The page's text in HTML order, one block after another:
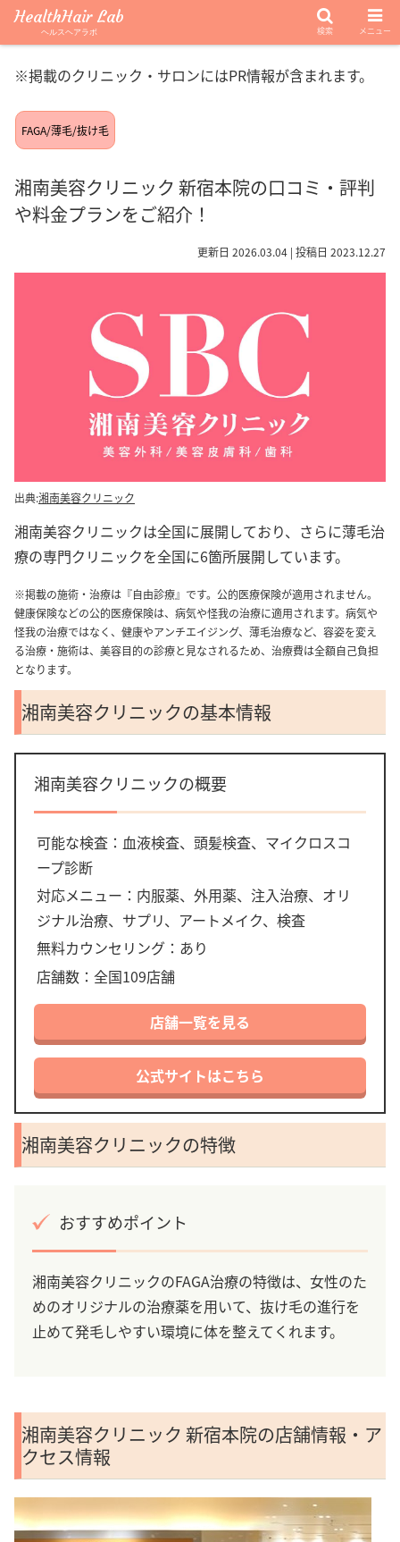
※掲載のクリニック・サロンにはPR情報が含まれます。
FAGA/薄毛/抜け毛
湘南美容クリニック 新宿本院の口コミ・評判
や料金プランをご紹介！
更新日 2026.03.04 | 投稿日 2023.12.27
出典:湘南美容クリニック
湘南美容クリニックは全国に展開しており、さらに薄毛治
療の専門クリニックを全国に6箇所展開しています。
※掲載の施術・治療は『自由診療』です。公的医療保険が適用されません。
健康保険などの公的医療保険は、病気や怪我の治療に適用されます。病気や
怪我の治療ではなく、健康やアンチエイジング、薄毛治療など、容姿を変え
る治療・施術は、美容目的の診療と見なされるため、治療費は全額自己負担
となります。
湘南美容クリニックの基本情報
湘南美容クリニックの概要
可能な検査：血液検査、頭髪検査、マイクロスコ
ープ診断
対応メニュー：内服薬、外用薬、注入治療、オリ
ジナル治療、サプリ、アートメイク、検査
無料カウンセリング：あり
店舗数：全国109店舗
店舗一覧を見る
公式サイトはこちら
湘南美容クリニックの特徴
おすすめポイント
湘南美容クリニックのFAGA治療の特徴は、女性のた
めのオリジナルの治療薬を用いて、抜け毛の進行を
止めて発毛しやすい環境に体を整えてくれます。
湘南美容クリニック 新宿本院の店舗情報・ア
クセス情報
HealthHair Lab
ヘルスヘアラボ 検索 メニュー